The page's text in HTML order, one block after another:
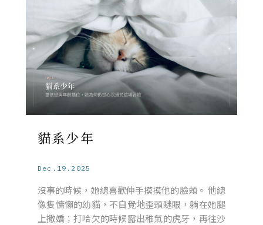
貓系少年
Dec.19.2025
沒事的時候，她總喜歡伸手摸摸他的臉頰。 他總
像隻慵懶的幼貓，不自覺地歪頭瞇眼，躺在她腿
上撒嬌；打哈欠的時候露出稚氣的虎牙，再往沙